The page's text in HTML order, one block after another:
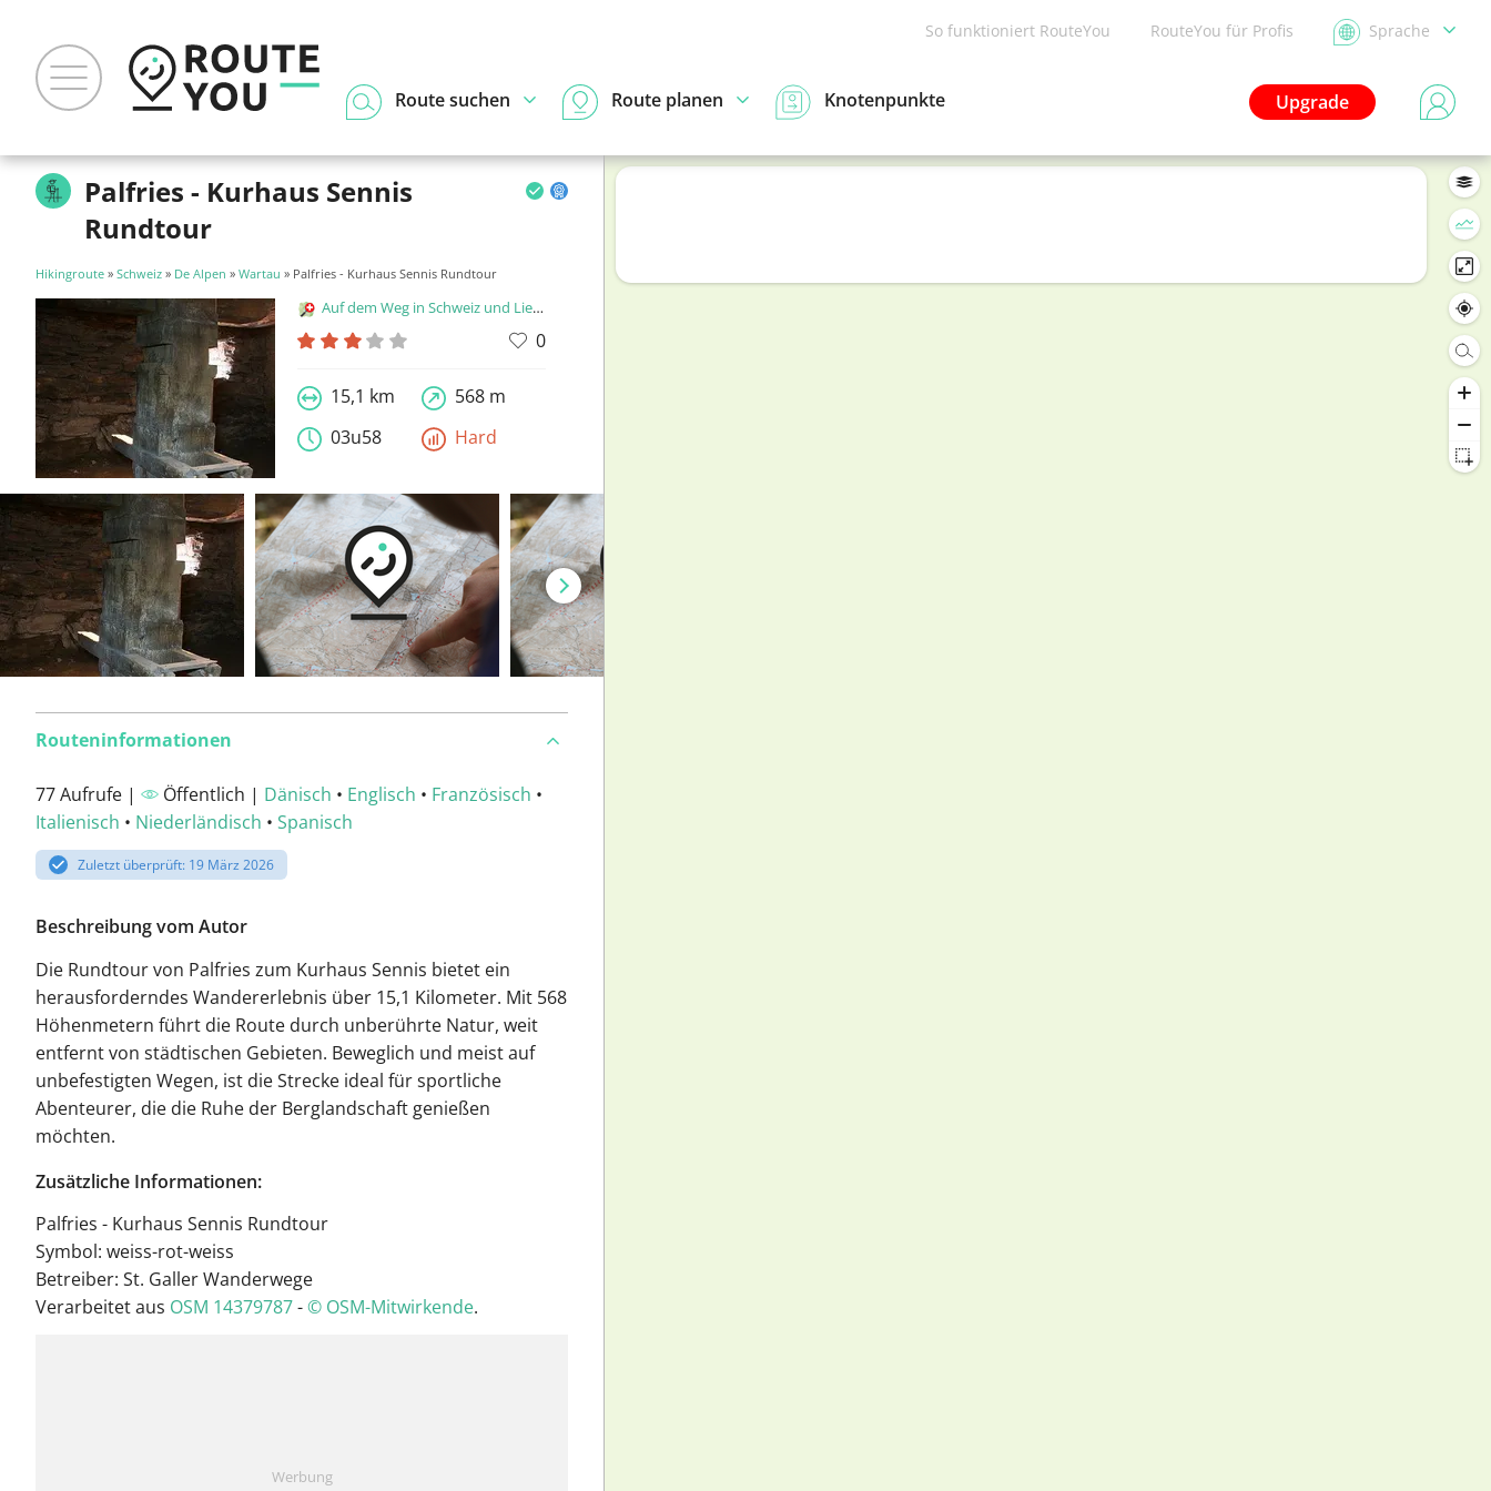
So funktioniert RouteYou RouteYou für Profis Sprache
Upgrade
Route suchen Route planen Knotenpunkte
Palfries - Kurhaus Sennis
Rundtour
Hikingroute » Schweiz » De Alpen » Wartau » Palfries - Kurhaus Sennis Rundtour
Auf dem Weg in Schweiz und Liechtenstein
0
15,1 km
568 m
03u58
Hard
Routeninformationen
77 Aufrufe | Öffentlich | Dänisch • Englisch • Französisch •
Italienisch • Niederländisch • Spanisch
Zuletzt überprüft: 19 März 2026
Beschreibung vom Autor
Die Rundtour von Palfries zum Kurhaus Sennis bietet ein
herausforderndes Wandererlebnis über 15,1 Kilometer. Mit 568
Höhenmetern führt die Route durch unberührte Natur, weit
entfernt von städtischen Gebieten. Beweglich und meist auf
unbefestigten Wegen, ist die Strecke ideal für sportliche
Abenteurer, die die Ruhe der Berglandschaft genießen
möchten.
Zusätzliche Informationen:
Palfries - Kurhaus Sennis Rundtour
Symbol: weiss-rot-weiss
Betreiber: St. Galler Wanderwege
Verarbeitet aus OSM 14379787-© OSM-Mitwirkende.
Werbung